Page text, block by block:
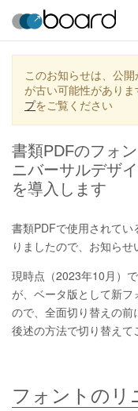
このお知らせは、公
が古い可能性があり
プをご覧ください
書類PDFのフォ
ニバーサルデザ
を導入します
書類PDFで使用されて
りましたので、お知らせ
現時点（2023年10月）
が、ベータ版として新
ので、全面切り替えの前
後述の方法で切り替えて
フォントのリ